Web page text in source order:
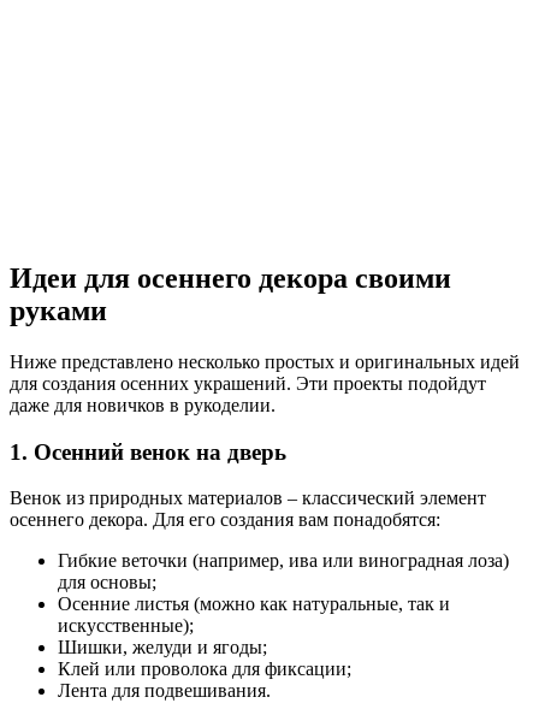
Идеи для осеннего декора своими
руками
Ниже представлено несколько простых и оригинальных идей
для создания осенних украшений. Эти проекты подойдут
даже для новичков в рукоделии.
1. Осенний венок на дверь
Венок из природных материалов – классический элемент
осеннего декора. Для его создания вам понадобятся:
Гибкие веточки (например, ива или виноградная лоза)
для основы;
Осенние листья (можно как натуральные, так и
искусственные);
Шишки, желуди и ягоды;
Клей или проволока для фиксации;
Лента для подвешивания.